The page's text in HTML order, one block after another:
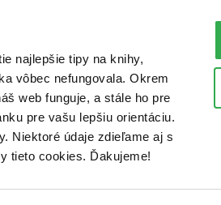
najlepšie tipy na knihy,
vôbec nefungovala. Okrem
web funguje, a stále ho pre
pre vašu lepšiu orientáciu.
Niektoré údaje zdieľame aj s
tieto cookies. Ďakujeme!